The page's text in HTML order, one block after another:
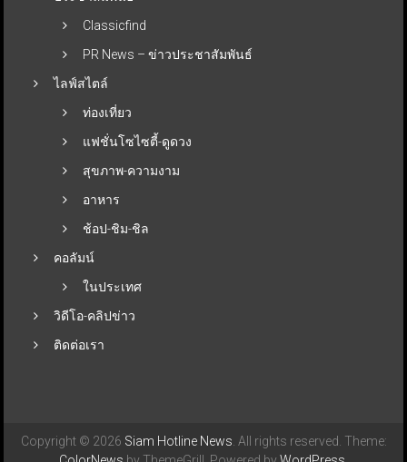
Classicfind
PR News – ข่าวประชาสัมพันธ์
ไลฟ์สไตล์
ท่องเที่ยว
แฟชั่นโซไซตี้-ดูดวง
สุขภาพ-ความงาม
อาหาร
ช้อป-ชิม-ชิล
คอลัมน์
ในประเทศ
วิดีโอ-คลิปข่าว
ติดต่อเรา
Copyright © 2026 Siam Hotline News . All rights reserved. Theme: